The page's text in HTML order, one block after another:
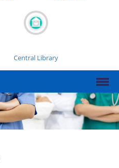
Central Library